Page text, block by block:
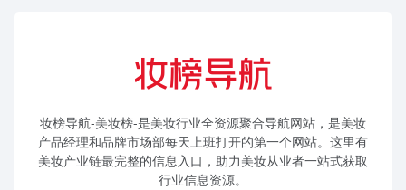
妆榜导航-美妆榜-是美妆行业全资源聚合导航网站，是美妆
产品经理和品牌市场部每天上班打开的第一个网站。这里有
美妆产业链最完整的信息入口，助力美妆从业者一站式获取
行业信息资源。